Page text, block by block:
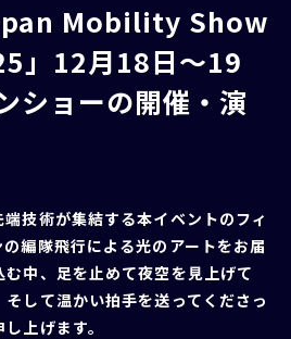
Mobility Show
」12月18日〜19
ショーの開催・演
技術が集結する本イベントのフィ
編隊飛行による光のアートをお届
中、足を止めて夜空を見上げて
して温かい拍手を送ってくださっ
上げます。